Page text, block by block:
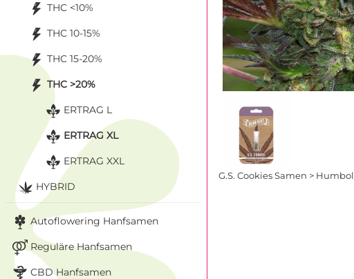
G.S. Cookies Samen >
THC <10%
THC 10-15%
THC 15-20%
THC >20%
ERTRAG L
ERTRAG XL
ERTRAG XXL
HYBRID
Autoflowering Hanfsamen
Reguläre Hanfsamen
CBD Hanfsamen